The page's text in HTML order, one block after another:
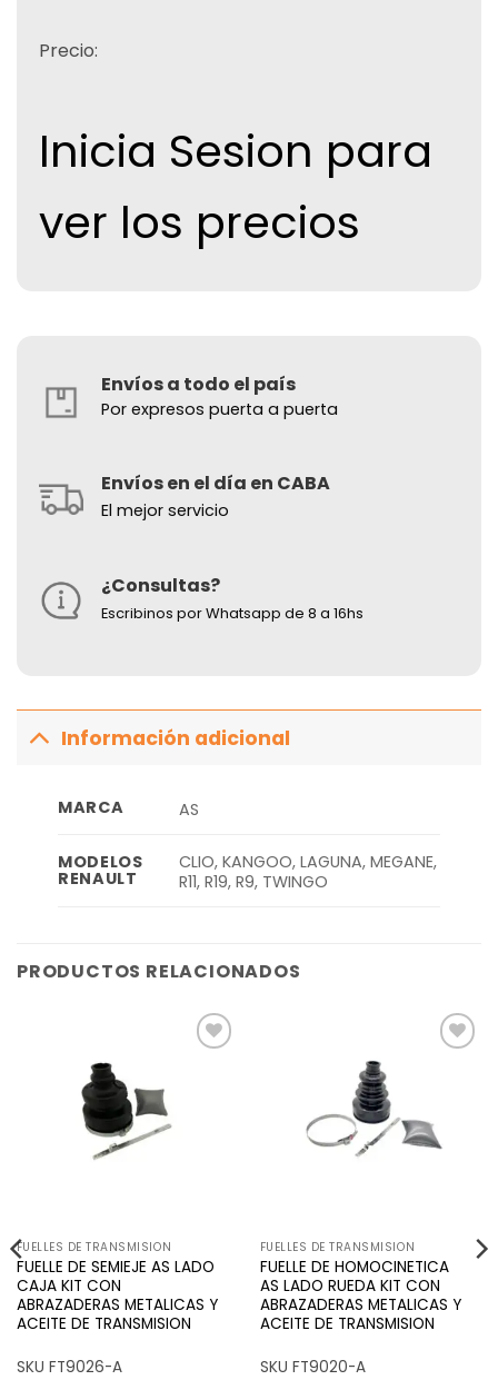
Precio:
Inicia Sesion para
ver los precios
Envíos a todo el país
Por expresos puerta a puerta
Envíos en el día en CABA
El mejor servicio
¿Consultas?
Escribinos por Whatsapp de 8 a 16hs
Información adicional
MARCA AS
MODELOS
RENAULT
CLIO, KANGOO, LAGUNA, MEGANE,
R11, R19, R9, TWINGO
PRODUCTOS RELACIONADOS
FUELLES DE TRANSMISION
FUELLE DE SEMIEJE AS LADO
CAJA KIT CON
ABRAZADERAS METALICAS Y
ACEITE DE TRANSMISION
SKU FT9026-A
FUELLES DE TRANSMISION
FUELLE DE HOMOCINETICA
AS LADO RUEDA KIT CON
ABRAZADERAS METALICAS Y
ACEITE DE TRANSMISION
SKU FT9020-A